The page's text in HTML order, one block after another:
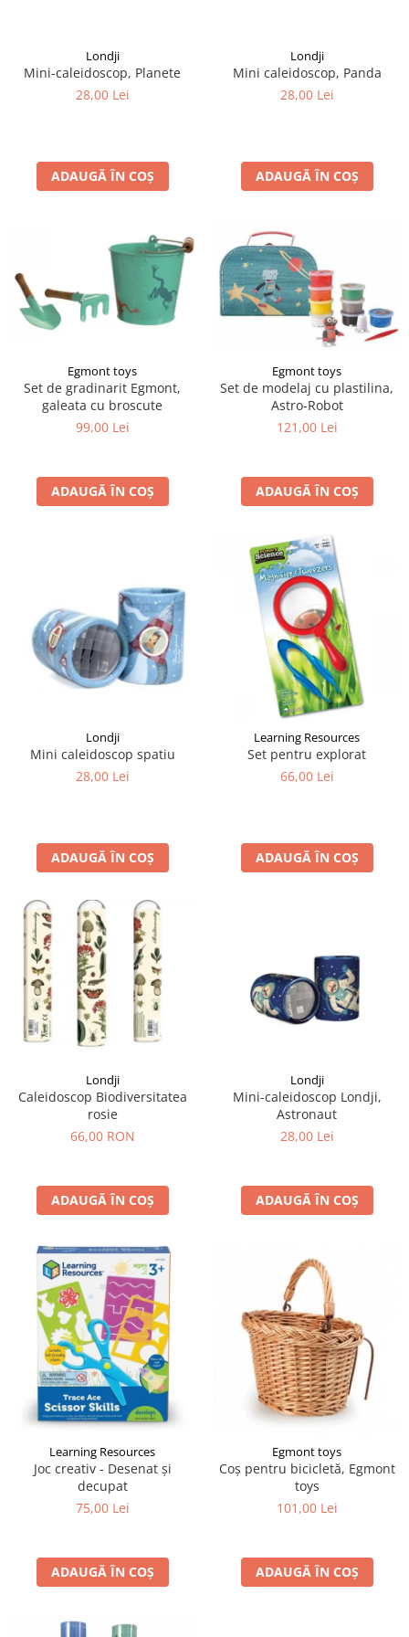
LEGO Architecture
LEGO Ideas
Londji
Mini-caleidoscop, Planete
28,00 Lei
ADAUGĂ ÎN COȘ
Londji
Mini caleidoscop, Panda
28,00 Lei
ADAUGĂ ÎN COȘ
Egmont toys
Set de gradinarit Egmont,
galeata cu broscute
99,00 Lei
ADAUGĂ ÎN COȘ
Egmont toys
Set de modelaj cu plastilina,
Astro-Robot
121,00 Lei
ADAUGĂ ÎN COȘ
Londji
Mini caleidoscop spatiu
28,00 Lei
ADAUGĂ ÎN COȘ
Learning Resources
Set pentru explorat
66,00 Lei
ADAUGĂ ÎN COȘ
Londji
Caleidoscop Biodiversitatea
rosie
66,00 RON
ADAUGĂ ÎN COȘ
Londji
Mini-caleidoscop Londji,
Astronaut
28,00 Lei
ADAUGĂ ÎN COȘ
Learning Resources
Joc creativ - Desenat și
decupat
75,00 Lei
ADAUGĂ ÎN COȘ
Egmont toys
Coș pentru bicicletă, Egmont
toys
101,00 Lei
ADAUGĂ ÎN COȘ